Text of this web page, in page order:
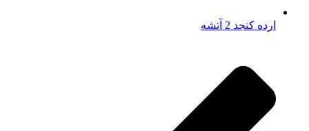
ارده کنجد 2 آتشه